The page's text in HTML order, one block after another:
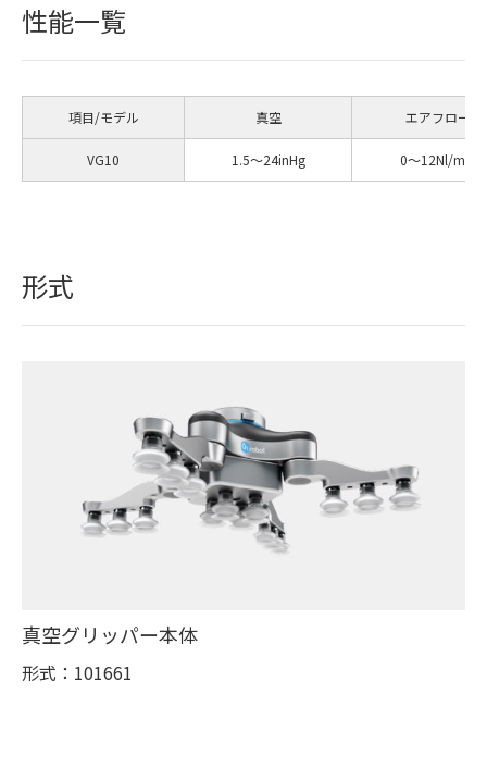
性能一覧
項目/モデル 真空 エアフロー
VG10 1.5〜24inHg 0〜12Nl/min
形式
真空グリッパー本体
形式：101661